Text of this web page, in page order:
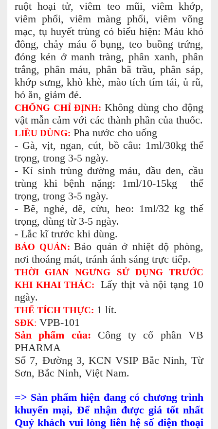
ruột hoại tử, viêm teo mũi, viêm khớp,
viêm phổi, viêm màng phổi, viêm võng
mạc, tụ huyết trùng có biểu hiện: Máu khó
đông, chảy máu ổ bụng, teo buồng trứng,
đóng kén ở manh tràng, phân xanh, phân
trắng, phân máu, phân bã trầu, phân sáp,
khớp sưng, khò khè, mào tích tím tái, ủ rũ,
bỏ ăn, giảm đẻ.
CHỐNG CHỈ ĐỊNH: Không dùng cho động
vật mẫn cảm với các thành phần của thuốc.
LIỀU DÙNG: Pha nước cho uống
- Gà, vịt, ngan, cút, bồ câu: 1ml/30kg thể
trọng, trong 3-5 ngày.
- Kí sinh trùng đường máu, đầu đen, cầu
trùng khi bệnh nặng: 1ml/10-15kg thể
trọng, trong 3-5 ngày.
- Bê, nghé, dê, cừu, heo: 1ml/32 kg thể
trọng, dùng từ 3-5 ngày.
- Lắc kĩ trước khi dùng.
BẢO QUẢN: Bảo quản ở nhiệt độ phòng,
nơi thoáng mát, tránh ánh sáng trực tiếp.
THỜI GIAN NGƯNG SỬ DỤNG TRƯỚC
KHI KHAI THÁC:
Lấy thịt và nội tạng 10
ngày.
THỂ TÍCH THỰC: 1 lít.
SĐK: VPB-101
Sản phẩm của:
Công ty cổ phần VB
PHARMA
Số 7, Đường 3, KCN VSIP Bắc Ninh, Từ
Sơn, Bắc Ninh, Việt Nam.
=> Sản phẩm hiện đang có chương trình
khuyến mại, Để nhận được giá tốt nhất
Quý khách vui lòng liên hệ số điện thoại